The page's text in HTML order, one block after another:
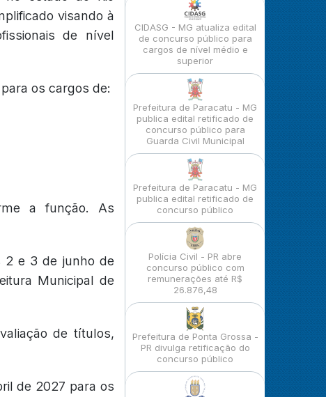
visando à
de nível
os cargos de:
a função. As
2 e 3 de junho de
Municipal de
de títulos,
de 2027 para os
CIDASG - MG atualiza edital
de concurso público para
cargos de nível médio e
superior
Prefeitura de Paracatu - MG
publica edital retificado de
concurso público para
Guarda Civil Municipal
Prefeitura de Paracatu - MG
publica edital retificado de
concurso público
Polícia Civil - PR abre
concurso público com
remunerações até R$
26.876,48
Prefeitura de Ponta Grossa -
PR divulga retificação do
concurso público